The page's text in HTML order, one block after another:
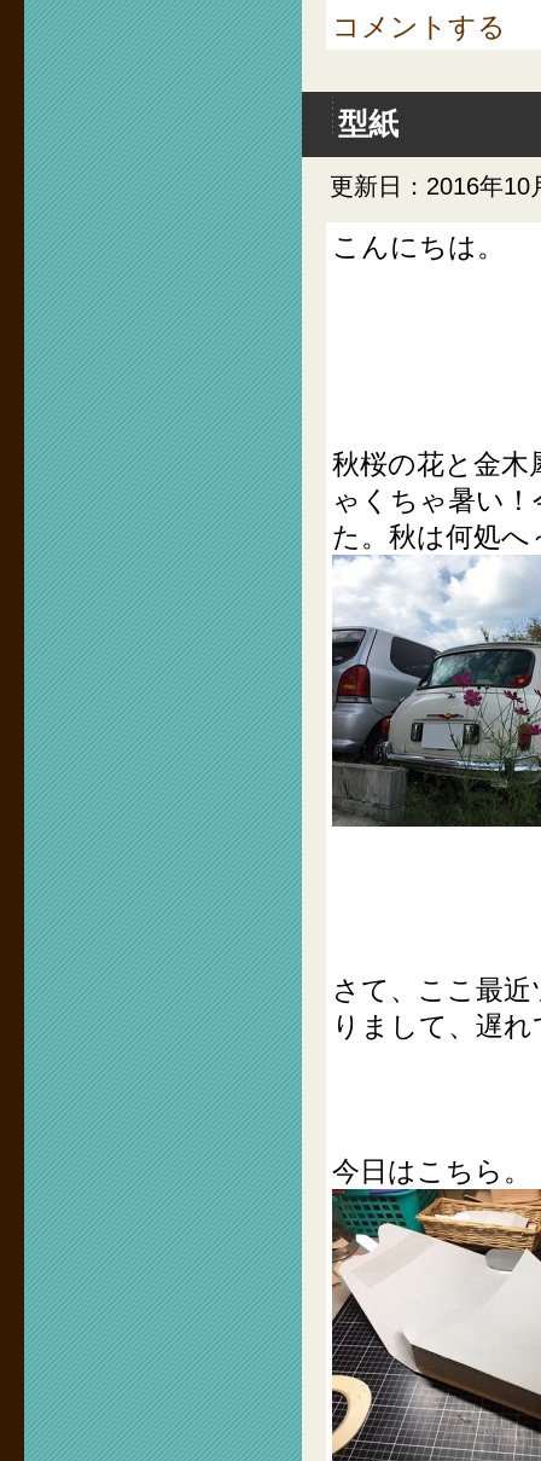
コメントする
型紙
更新日：2016年10
こんにちは。
秋桜の花と金
ゃくちゃ暑い
た。秋は何処へ
さて、ここ最
りまして、遅
今日はこちら。